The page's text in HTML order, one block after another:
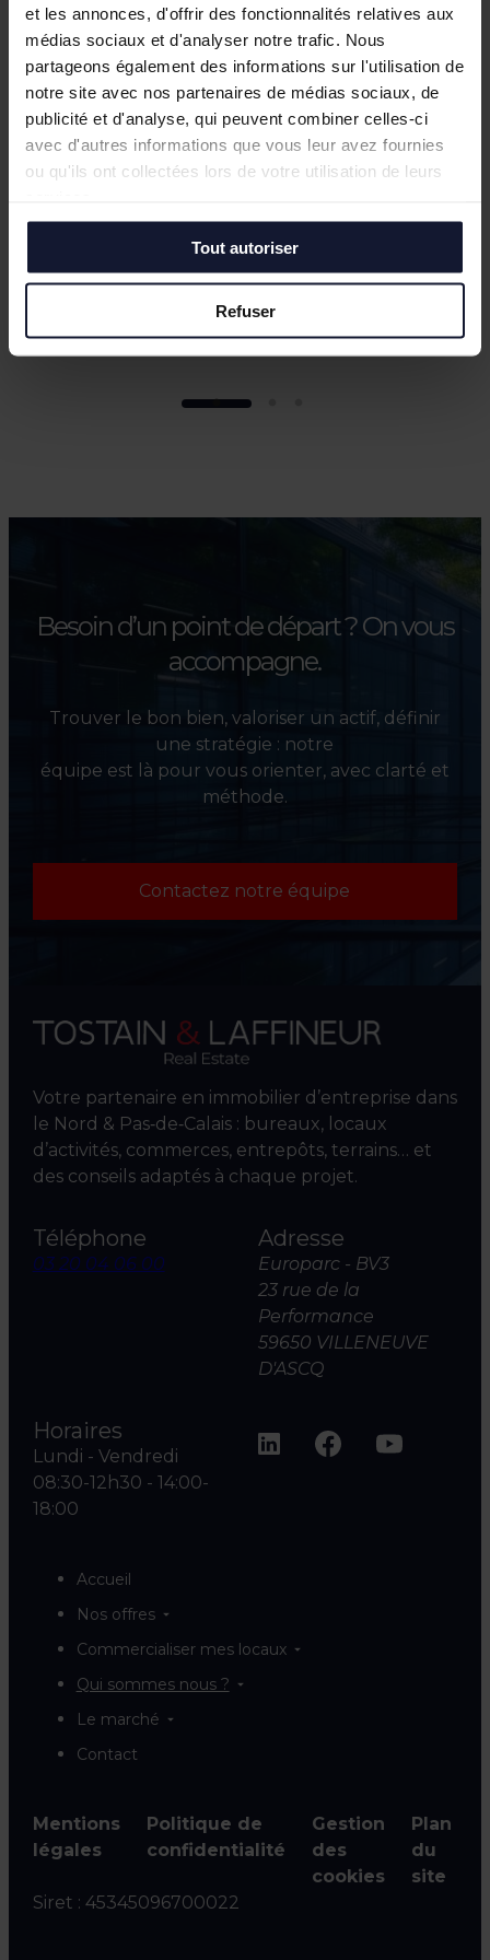
et les annonces, d'offrir des fonctionnalités relatives aux
médias sociaux et d'analyser notre trafic. Nous
partageons également des informations sur l'utilisation de
notre site avec nos partenaires de médias sociaux, de
publicité et d'analyse, qui peuvent combiner celles-ci
avec d'autres informations que vous leur avez fournies
ou qu'ils ont collectées lors de votre utilisation de leurs
Tout autoriser
Refuser
Besoin d’un point de départ ?On vous
accompagne.
Trouver le bon bien, valoriser un actif, définir
une stratégie : notre
équipe est là pour vous orienter, avec clarté et
méthode.
Contactez notre équipe
Votre partenaire en immobilier d’entreprise dans
le Nord & Pas‑de‑Calais : bureaux, locaux
d’activités, commerces, entrepôts, terrains… et
des conseils adaptés à chaque projet.
Téléphone
03 20 04 06 00
Adresse
Europarc - BV3
23 rue de la
Performance
59650 VILLENEUVE
D'ASCQ
Horaires
Lundi - Vendredi
08:30-12h30 - 14:00-
18:00
Accueil
Nos offres
Commercialiser mes locaux
Qui sommes nous ?
Le marché
Contact
Mentions
légales
Politique de
confidentialité
Gestion
des
cookies
Plan
du
site
Siret : 45345096700022